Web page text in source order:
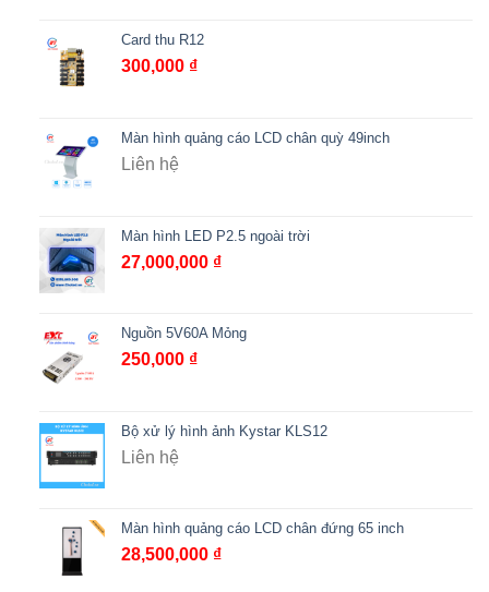
Card thu R12
300,000 ₫
Màn hình quảng cáo LCD chân quỳ 49inch
Liên hệ
Màn hình LED P2.5 ngoài trời
27,000,000 ₫
Nguồn 5V60A Mỏng
250,000 ₫
Bộ xử lý hình ảnh Kystar KLS12
Liên hệ
Màn hình quảng cáo LCD chân đứng 65 inch
28,500,000 ₫